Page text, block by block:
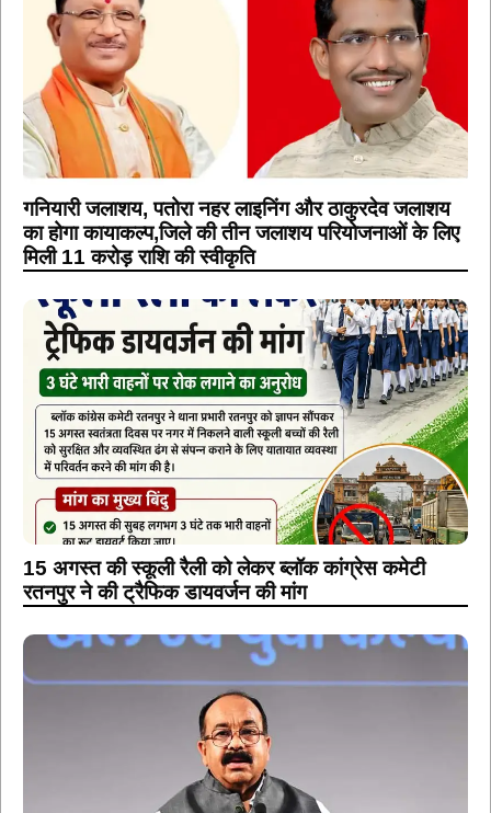
गनियारी जलाशय, पतोरा नहर लाइनिंग और ठाकुरदेव जलाशय
का होगा कायाकल्प,जिले की तीन जलाशय परियोजनाओं के लिए
मिली 11 करोड़ राशि की स्वीकृति
15 अगस्त की स्कूली रैली को लेकर ब्लॉक कांग्रेस कमेटी
रतनपुर ने की ट्रैफिक डायवर्जन की मांग